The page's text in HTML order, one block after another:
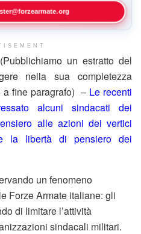
un estratto del
nella sua completezza
a fine paragrafo) – Le recenti
alcuni sindacati dei
alle azioni dei vertici
la libertà di pensiero dei
un fenomeno
Forze Armate italiane: gli
di limitare l’attività
sindacali militari.